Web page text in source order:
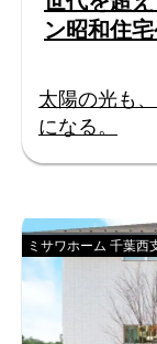
ン昭和住
太陽の光も
になる。
ミサワホーム 千葉西